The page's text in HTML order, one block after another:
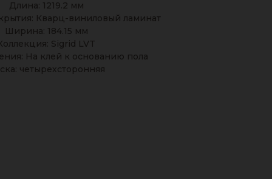
Длина: 1219.2 мм
Кварц-виниловый ламинат
Ширина: 184.15 мм
Sigrid LVT
На клей к основанию пола
четырехсторонняя